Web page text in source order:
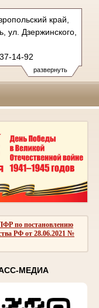
развернуть
край,
ул. Дзержинского,
14-92
по постановлению
РФ от 28.06.2021 №
МЕДИА